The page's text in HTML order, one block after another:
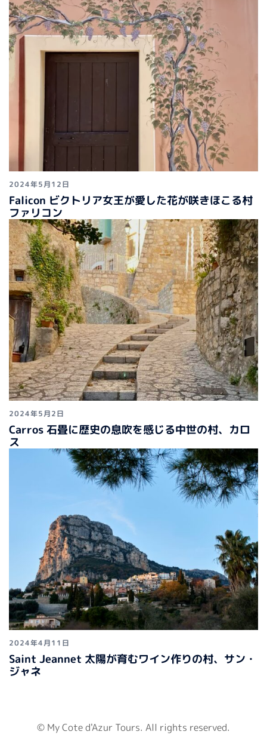
2024年5月12日
Falicon ビクトリア女王が愛した花が咲きほこる村
ファリコン
2024年5月2日
Carros 石畳に歴史の息吹を感じる中世の村、カロ
ス
2024年4月11日
Saint Jeannet 太陽が育むワイン作りの村、サン・
ジャネ
© My Cote d'Azur Tours. All rights reserved.